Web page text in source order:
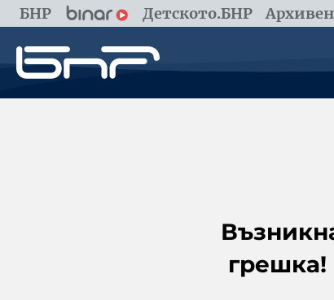
БНР Детското.БНР
грешка!